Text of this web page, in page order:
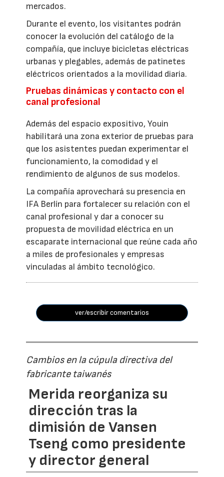
mercados.
Durante el evento, los visitantes podrán
conocer la evolución del catálogo de la
compañía, que incluye bicicletas eléctricas
urbanas y plegables, además de patinetes
eléctricos orientados a la movilidad diaria.
Pruebas dinámicas y contacto con el
canal profesional
Además del espacio expositivo, Youin
habilitará una zona exterior de pruebas para
que los asistentes puedan experimentar el
funcionamiento, la comodidad y el
rendimiento de algunos de sus modelos.
La compañía aprovechará su presencia en
IFA Berlín para fortalecer su relación con el
canal profesional y dar a conocer su
propuesta de movilidad eléctrica en un
escaparate internacional que reúne cada año
a miles de profesionales y empresas
vinculadas al ámbito tecnológico.
ver/escribir comentarios
Cambios en la cúpula directiva del
fabricante taiwanés
Merida reorganiza su
dirección tras la
dimisión de Vansen
Tseng como presidente
y director general